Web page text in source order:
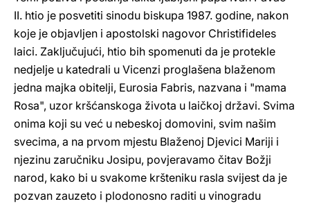
II. htio je posvetiti sinodu biskupa 1987. godine, nakon
koje je objavljen i apostolski nagovor Christifideles
laici. Zaključujući, htio bih spomenuti da je protekle
nedjelje u katedrali u Vicenzi proglašena blaženom
jedna majka obitelji, Eurosia Fabris, nazvana i "mama
Rosa", uzor kršćanskoga života u laičkoj državi. Svima
onima koji su već u nebeskoj domovini, svim našim
svecima, a na prvom mjestu Blaženoj Djevici Mariji i
njezinu zaručniku Josipu, povjeravamo čitav Božji
narod, kako bi u svakome kršteniku rasla svijest da je
pozvan zauzeto i plodonosno raditi u vinogradu